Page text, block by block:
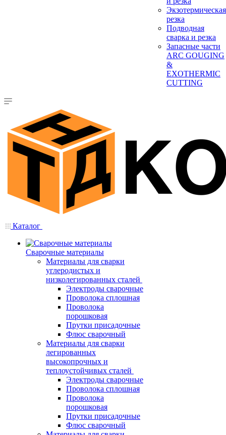
Экзотермическая
резка
Подводная
сварка и резка
Запасные части
ARC GOUGING
&
EXOTHERMIC
CUTTING
Каталог
Сварочные материалы
Материалы для сварки
углеродистых и
низколегированных сталей
Электроды сварочные
Проволока сплошная
Проволока
порошковая
Прутки присадочные
Флюс сварочный
Материалы для сварки
легированных
высокопрочных и
теплоустойчивых сталей
Электроды сварочные
Проволока сплошная
Проволока
порошковая
Прутки присадочные
Флюс сварочный